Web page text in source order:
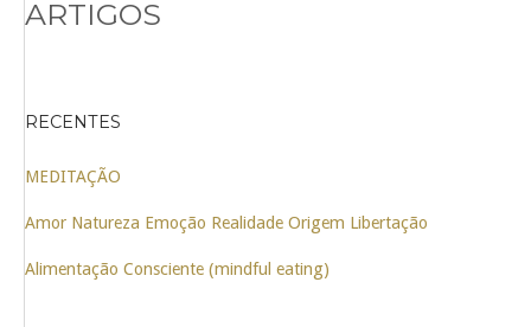
ARTIGOS
RECENTES
MEDITAÇÃO
Amor Natureza Emoção Realidade Origem Libertação
Alimentação Consciente (mindful eating)